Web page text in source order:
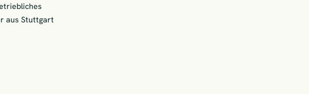
aus Stuttgart